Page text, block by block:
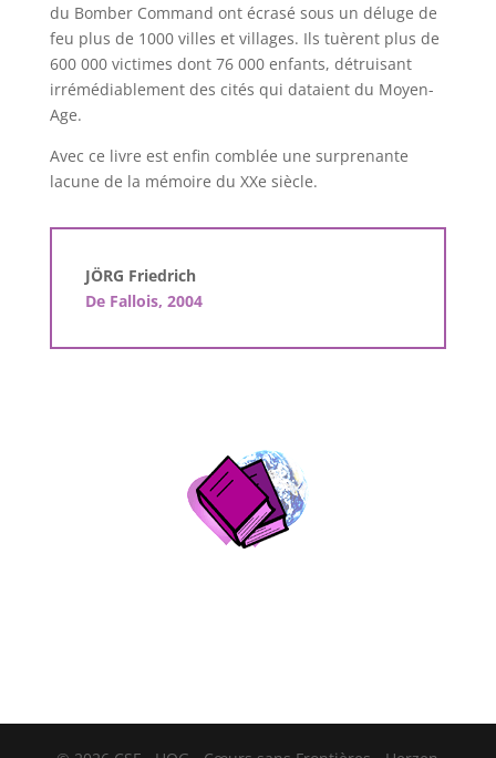
du Bomber Command ont écrasé sous un déluge de
feu plus de 1000 villes et villages. Ils tuèrent plus de
600 000 victimes dont 76 000 enfants, détruisant
irrémédiablement des cités qui dataient du Moyen-
Age.
Avec ce livre est enfin comblée une surprenante
lacune de la mémoire du XXe siècle.
JÖRG Friedrich
De Fallois, 2004